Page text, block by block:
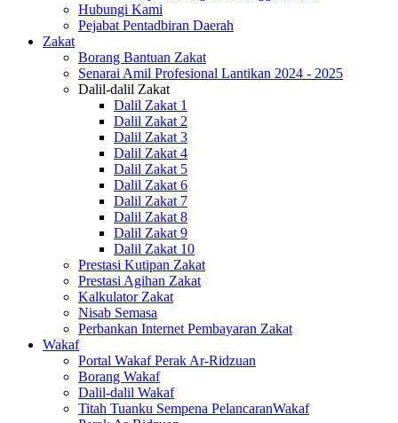
Hubungi Kami
Pejabat Pentadbiran Daerah
Zakat
Borang Bantuan Zakat
Senarai Amil Profesional Lantikan 2024 - 2025
Dalil-dalil Zakat
Dalil Zakat 1
Dalil Zakat 2
Dalil Zakat 3
Dalil Zakat 4
Dalil Zakat 5
Dalil Zakat 6
Dalil Zakat 7
Dalil Zakat 8
Dalil Zakat 9
Dalil Zakat 10
Prestasi Kutipan Zakat
Prestasi Agihan Zakat
Kalkulator Zakat
Nisab Semasa
Perbankan Internet Pembayaran Zakat
Wakaf
Portal Wakaf Perak Ar-Ridzuan
Borang Wakaf
Dalil-dalil Wakaf
Titah Tuanku Sempena PelancaranWakaf